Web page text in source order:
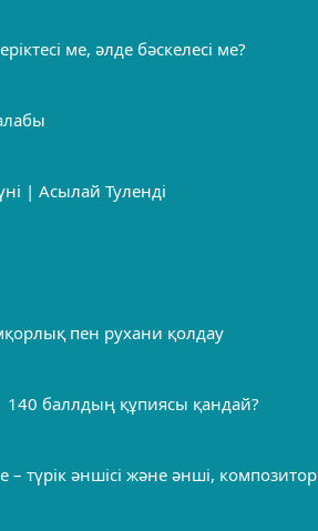
ме, әлде бәскелесі ме?
| Асылай Туленді
пен рухани қолдау
баллдың құпиясы қандай?
түрік әншісі және әнші, композитор